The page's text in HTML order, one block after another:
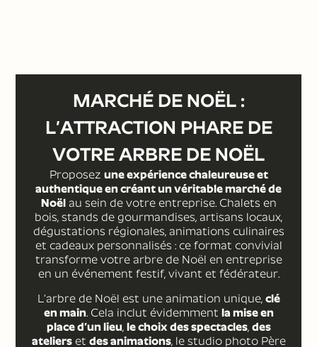
MARCHÉ DE NOËL :
L’ATTRACTION PHARE DE
VOTRE ARBRE DE NOËL
Proposez une expérience chaleureuse et
authentique en créant un véritable marché de
Noëlau sein de votre entreprise. Chalets en
bois, stands de gourmandises, artisans locaux,
dégustations régionales, animations culinaires
et cadeaux personnalisés : ce format convivial
transforme votre arbre de Noël en entreprise
en un événement festif, vivant et fédérateur.
L’arbre de Noël est une animation unique, clé
en main. Cela inclut évidemment la mise en
place d’un lieu, le choix des spectacles, des
atelierset des animations, le studio photo Père